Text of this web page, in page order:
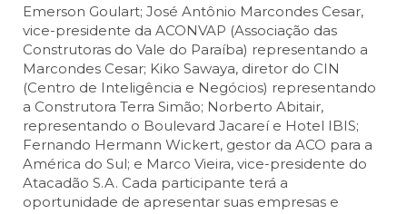
Emerson Goulart; José Antônio Marcondes Cesar,
vice-presidente da ACONVAP (Associação das
Construtoras do Vale do Paraíba) representando a
Marcondes Cesar; Kiko Sawaya, diretor do CIN
(Centro de Inteligência e Negócios) representando
a Construtora Terra Simão; Norberto Abitair,
representando o Boulevard Jacareí e Hotel IBIS;
Fernando Hermann Wickert, gestor da ACO para a
América do Sul; e Marco Vieira, vice-presidente do
Atacadão S.A. Cada participante terá a
oportunidade de apresentar suas empresas e